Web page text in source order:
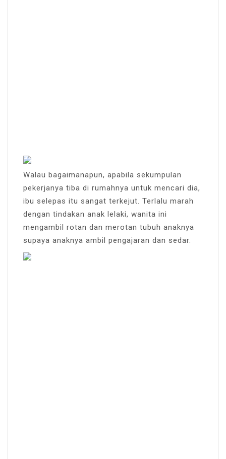
Walau bagaimanapun, apabila sekumpulan
pekerjanya tiba di rumahnya untuk mencari dia,
ibu selepas itu sangat terkejut. Terlalu marah
dengan tindakan anak lelaki, wanita ini
mengambil rotan dan merotan tubuh anaknya
supaya anaknya ambil pengajaran dan sedar.